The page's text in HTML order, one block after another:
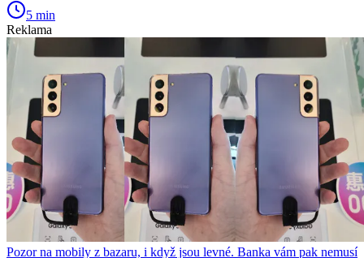
5 min
Reklama
Pozor na mobily z bazaru, i když jsou levné. Banka vám pak nemusí